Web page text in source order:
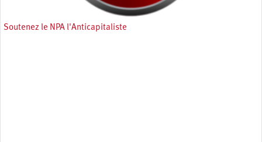
Soutenez le NPA l'Anticapitaliste